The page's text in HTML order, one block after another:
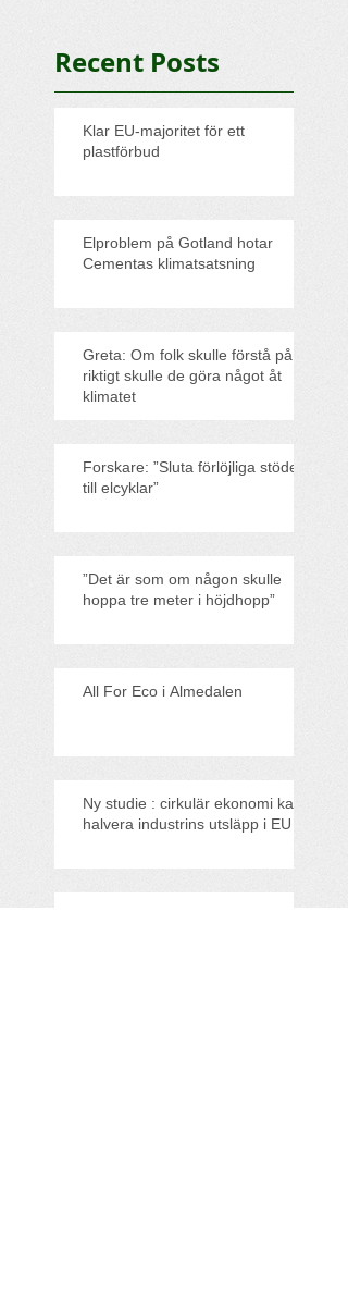
Recent Posts
Klar EU-majoritet för ett
plastförbud
Elproblem på Gotland hotar
Cementas klimatsatsning
Greta: Om folk skulle förstå på
riktigt skulle de göra något åt
klimatet
Forskare: ”Sluta förlöjliga stödet
till elcyklar”
”Det är som om någon skulle
hoppa tre meter i höjdhopp”
All For Eco i Almedalen
Ny studie : cirkulär ekonomi kan
halvera industrins utsläpp i EU